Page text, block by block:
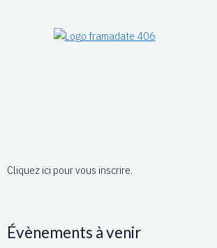
Cliquez ici pour vous inscrire.
Évènements à venir